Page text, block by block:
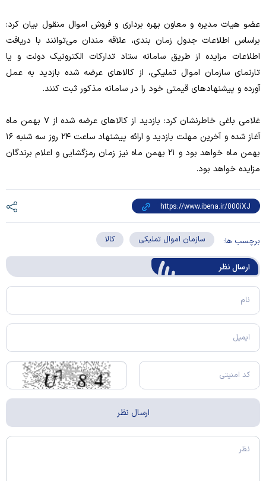
عضو هیات مدیره و معاون بهره برداری و فروش اموال منقول بیان کرد:
براساس اطلاعات جدول زمان بندی، علاقه مندان می‌توانند با دریافت
اطلاعات مزایده از طریق سامانه ستاد تدارکات الکترونیک دولت و یا
تارنمای سازمان اموال تملیکی، از کالا‌های عرضه شده بازدید به عمل
آورده و پیشنهاد‌های قیمتی خود را در سامانه مذکور ثبت کنند.
غلامی باغی خاطرنشان کرد: بازدید از کالا‌های عرضه شده از ۷ بهمن ماه
آغاز شده و آخرین مهلت بازدید و ارائه پیشنهاد ساعت ۲۴ روز سه شنبه ۱۶
بهمن ماه خواهد بود و ۲۱ بهمن ماه نیز زمان رمزگشایی و اعلام برندگان
مزایده خواهد بود.
برچسب ها: سازمان اموال تملیکی کالا
ارسال‌ نظر